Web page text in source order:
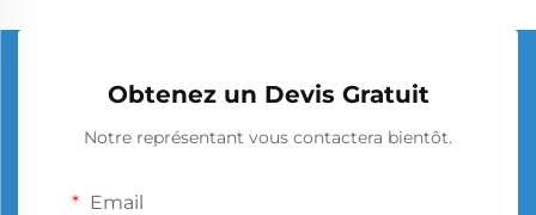
Obtenez un Devis Gratuit
Notre représentant vous contactera bientôt.
Email